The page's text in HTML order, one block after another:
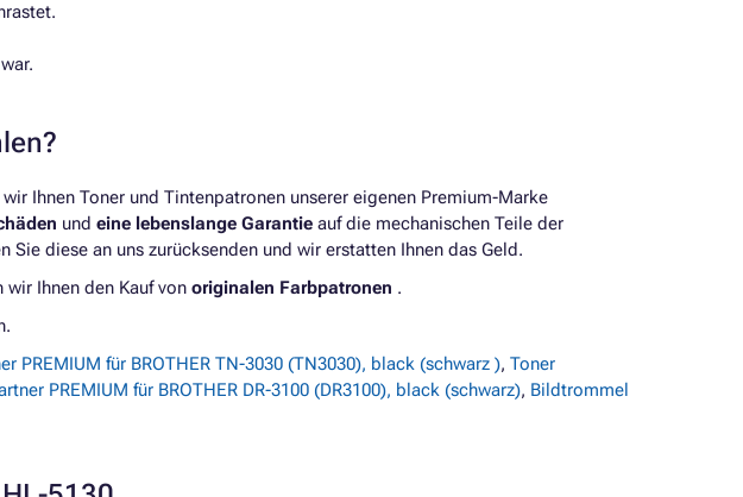
Ihnen Toner und Tintenpatronen unserer eigenen Premium-Marke
und eine lebenslange Garantie auf die mechanischen Teile der
diese an uns zurücksenden und wir erstatten Ihnen das Geld.
wir Ihnen den Kauf von originalen Farbpatronen .
PREMIUM für BROTHER TN-3030 (TN3030), black (schwarz ), Toner
PREMIUM für BROTHER DR-3100 (DR3100), black (schwarz), Bildtrommel